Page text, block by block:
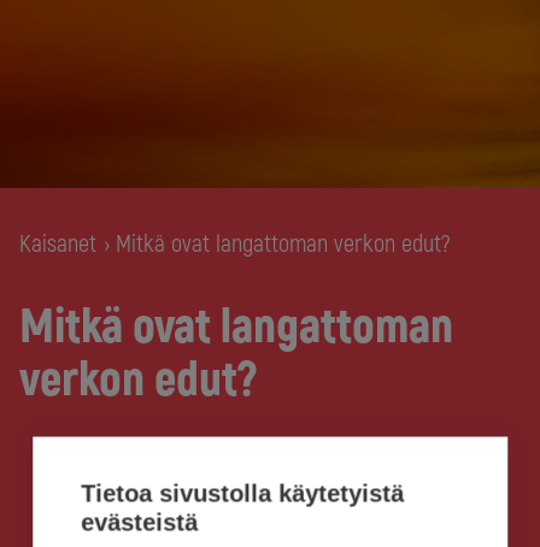
Kaisanet › Mitkä ovat langattoman verkon edut?
Mitkä ovat langattoman
verkon edut?
Tietoa sivustolla käytetyistä
evästeistä